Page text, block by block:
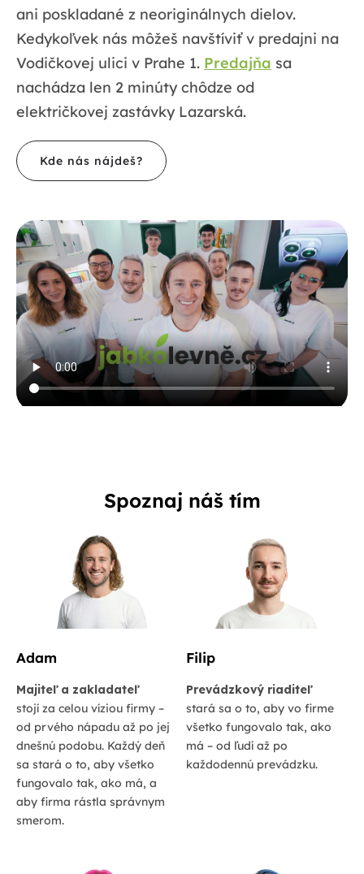
Kde nás nájdeš?
ani poskladané z neoriginálnych dielov.
Kedykoľvek nás môžeš navštíviť v predajni na
Vodičkovej ulici v Prahe 1. Predajňa sa
nachádza len 2 minúty chôdze od
električkovej zastávky Lazarská.
Spoznaj náš tím
Adam
Majiteľ a zakladateľ
stojí za celou víziou firmy –
od prvého nápadu až po jej
dnešnú podobu. Každý deň
sa stará o to, aby všetko
fungovalo tak, ako má, a
aby firma rástla správnym
smerom.
Filip
Prevádzkový riaditeľ
stará sa o to, aby vo firme
všetko fungovalo tak, ako
má – od ľudí až po
každodennú prevádzku.